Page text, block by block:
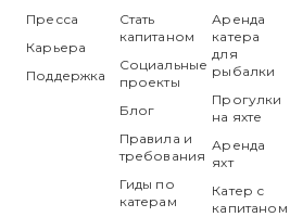
Пресса
Карьера
Поддержка
Стать
капитаном
Социальные
проекты
Блог
Правила и
требования
Гиды по
катерам
Аренда
катера
для
рыбалки
Прогулки
на яхте
Аренда
яхт
Катер с
капитаном